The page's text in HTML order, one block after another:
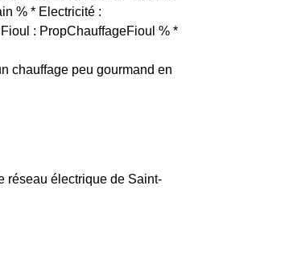
% * Electricité :
: PropChauffageFioul % *
chauffage peu gourmand en
réseau électrique de Saint-